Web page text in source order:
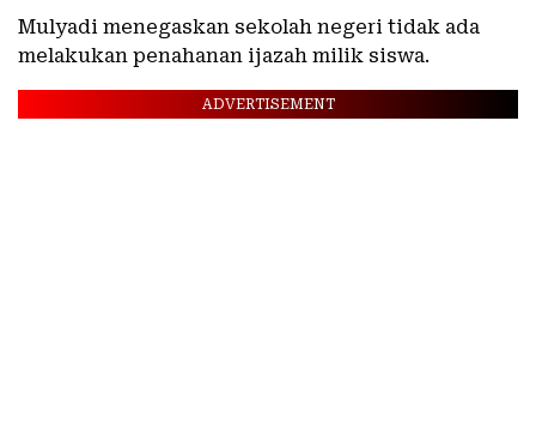
Mulyadi menegaskan sekolah negeri tidak ada
melakukan penahanan ijazah milik siswa.
ADVERTISEMENT